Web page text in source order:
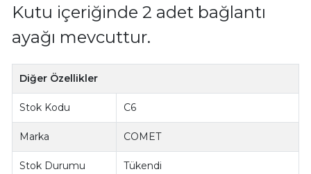
Kutu içeriğinde 2 adet bağlantı
ayağı mevcuttur.
Diğer Özellikler
Stok Kodu C6
Marka COMET
Stok Durumu Tükendi